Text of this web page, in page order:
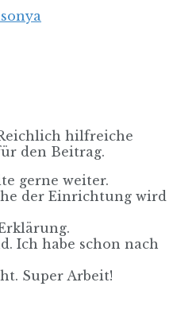
hilfreiche
den Beitrag.
gerne weiter.
der Einrichtung wird
Ich habe schon nach
Super Arbeit!